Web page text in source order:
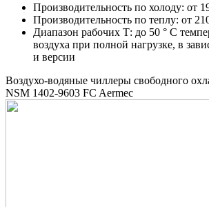
Производительность по холоду: от
Производительность по теплу: от
Диапазон рабочих Т: до 50 ° C
воздуха при полной нагрузке, в
и версии
Воздухо-водяные чиллеры свободного
NSM 1402-9603 FC Aermec